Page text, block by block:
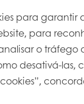
com as
Broas únicas,
para
para
o tráfego
desativá-las,